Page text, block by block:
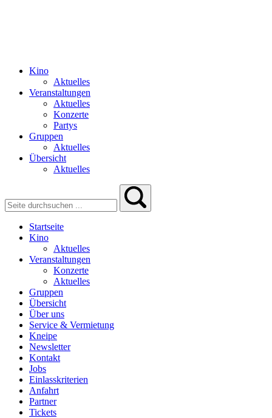
Kino
Aktuelles
Veranstaltungen
Aktuelles
Konzerte
Partys
Gruppen
Aktuelles
Übersicht
Aktuelles
Startseite
Kino
Aktuelles
Veranstaltungen
Konzerte
Aktuelles
Gruppen
Übersicht
Über uns
Service & Vermietung
Kneipe
Newsletter
Kontakt
Jobs
Einlasskriterien
Anfahrt
Partner
Tickets